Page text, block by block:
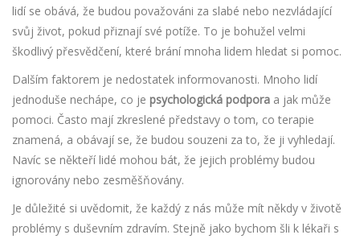
lidí se obává, že budou považováni za slabé nebo nezvládající
svůj život, pokud přiznají své potíže. To je bohužel velmi
škodlivý přesvědčení, které brání mnoha lidem hledat si pomoc.
Dalším faktorem je nedostatek informovanosti. Mnoho lidí
jednoduše nechápe, co je psychologická podpora a jak může
pomoci. Často mají zkreslené představy o tom, co terapie
znamená, a obávají se, že budou souzeni za to, že ji vyhledají.
Navíc se někteří lidé mohou bát, že jejich problémy budou
ignorovány nebo zesměšňovány.
Je důležité si uvědomit, že každý z nás může mít někdy v životě
problémy s duševním zdravím. Stejně jako bychom šli k lékaři s